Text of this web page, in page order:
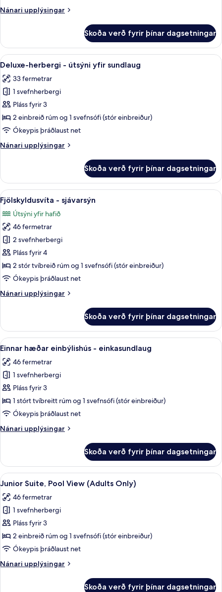
garð
Nánari upplýsingar
Nánari
herbergi
útsýni
garð
Skoða verð fyrir þínar dagsetningar
Skoða
allar
myndir
fyrir
Deluxe-
herbergi
-
yfir
10
Deluxe-herbergi - útsýni yfir sundlaug
33 fermetrar
1 svefnherbergi
Pláss fyrir 3
2 einbreið rúm og 1 svefnsófi (stór einbreiður)
Ókeypis þráðlaust net
Nánari upplýsingar
Nánari
herbergi
útsýni
yfir
sundlaug
Skoða verð fyrir þínar dagsetningar
Skoða
allar
myndir
fyrir
Fjölskyldusvíta
-
sjávarsýn
Fjölskyldusvíta - sjávarsýn |
10
Fjölskyldusvíta - sjávarsýn
Útsýni yfir hafið
46 fermetrar
2 svefnherbergi
Pláss fyrir 4
2 stór tvíbreið rúm og 1 svefnsófi (stór einbreiður)
Ókeypis þráðlaust net
Nánari upplýsingar
Nánari
-
sjávarsýn
Skoða verð fyrir þínar dagsetningar
Skoða
allar
myndir
fyrir
Einnar
hæðar
einbýlishús
einkasundlaug
Einnar hæðar einbýlishús -
8
Einnar hæðar einbýlishús - einkasundlaug
46 fermetrar
1 svefnherbergi
Pláss fyrir 3
1 stórt tvíbreitt rúm og 1 svefnsófi (stór einbreiður)
Ókeypis þráðlaust net
Nánari upplýsingar
Nánari
hæðar
einbýlishús
-
Skoða verð fyrir þínar dagsetningar
Skoða
allar
myndir
fyrir
Junior
Suite,
Pool
(Adults
Junior Suite, Pool View (Adults
9
Junior Suite, Pool View (Adults Only)
46 fermetrar
1 svefnherbergi
Pláss fyrir 3
2 einbreið rúm og 1 svefnsófi (stór einbreiður)
Ókeypis þráðlaust net
Nánari upplýsingar
Nánari
Skoða verð fyrir þínar dagsetningar